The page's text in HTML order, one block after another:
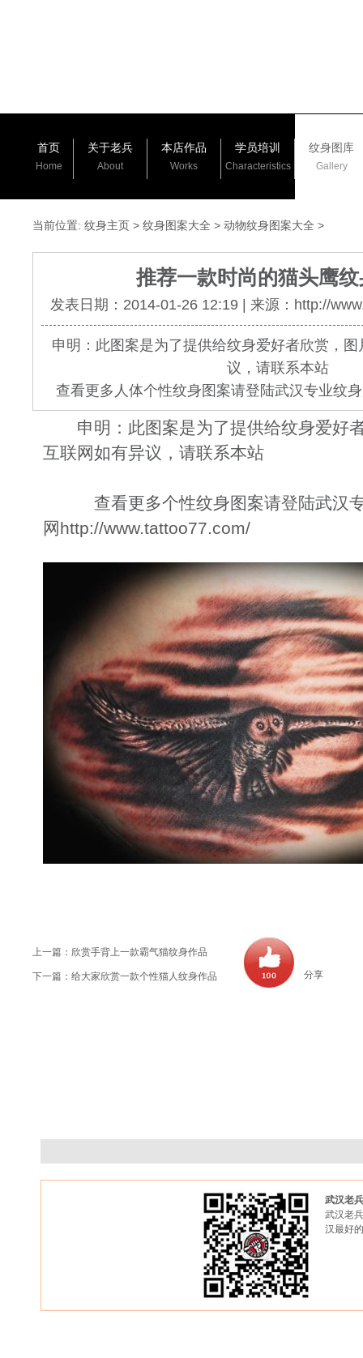
首页
Home
关于老兵
About
本店作品
Works
学员培训
Characteristics
纹身图库
Gallery
当前位置: 纹身主页 > 纹身图案大全 > 动物纹身图案大全 >
推荐一款时尚的猫头鹰
发表日期：2014-01-26 12:19 | 来源：http://
申明：此图案是为了提供给纹身爱好者欣赏，
议，请联系本站
查看更多人体个性纹身图案请登陆武汉专业纹
申明：此图案是为了提供给纹身爱好
互联网如有异议，请联系本站
查看更多个性纹身图案请登陆武汉专
网http://www.tattoo77.com/
上一篇： 欣赏手背上一款霸气猫纹身作品
下一篇： 给大家欣赏一款个性猫人纹身作品 分享
武汉老
武汉老
汉最好